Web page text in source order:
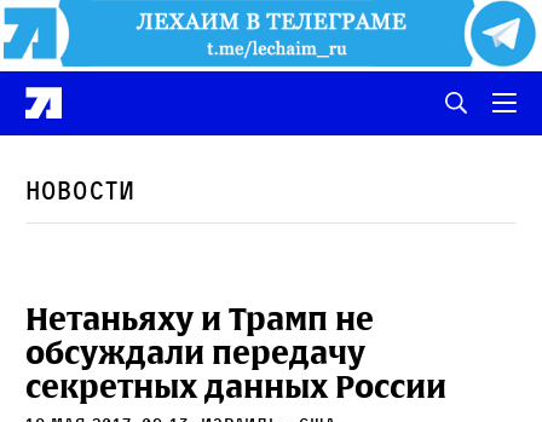
Новости
Нетаньяху и Трамп не
обсуждали передачу
секретных данных России